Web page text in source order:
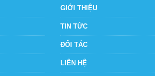
GIỚI THIỆU
TIN TỨC
ĐỐI TÁC
LIÊN HỆ